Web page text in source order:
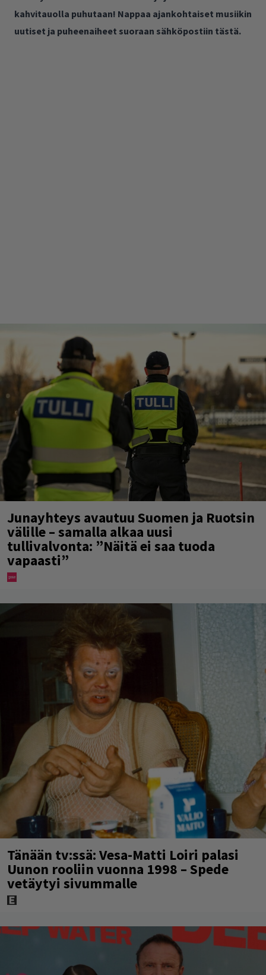
kahvitauolla puhutaan! Nappaa ajankohtaiset musiikin
uutiset ja puheenaiheet suoraan sähköpostiin tästä.
Junayhteys avautuu Suomen ja Ruotsin
välille – samalla alkaa uusi
tullivalvonta: ”Näitä ei saa tuoda
vapaasti”
Tänään tv:ssä: Vesa-Matti Loiri palasi
Uunon rooliin vuonna 1998 – Spede
vetäytyi sivummalle